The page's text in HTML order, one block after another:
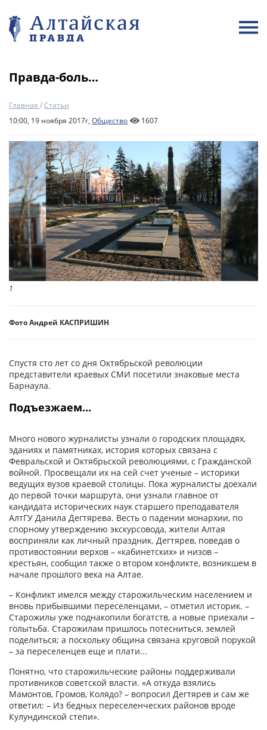
Правда-боль…
Главная /Статьи
10:00, 19 ноября 2017г, Общество 1607
1
Фото Андрей КАСПРИШИН
Спустя сто лет со дня Октябрьской революции
представители краевых СМИ посетили знаковые места
Барнаула.
Подъезжаем…
Много нового журналисты узнали о городских площадях,
зданиях и памятниках, история которых связана с
Февральской и Октябрьской революциями, с Гражданской
войной. Просвещали их на сей счет ученые – историки
ведущих вузов краевой столицы. Пока журналисты доехали
до первой точки маршрута, они узнали главное от
кандидата исторических наук старшего преподавателя
АлтГУ Данила Дегтярева. Весть о падении монархии, по
спорному утверждению экскурсовода, жители Алтая
восприняли как личный праздник. Дегтярев, поведав о
противостоянии верхов – «кабинетских» и низов –
крестьян, сообщил также о втором конфликте, возникшем в
начале прошлого века на Алтае.
– Конфликт имелся между старожильческим населением и
вновь прибывшими переселенцами, – отметил историк. –
Старожилы уже поднакопили богатств, а новые приехали –
голытьба. Старожилам пришлось потесниться, землей
поделиться; а поскольку община связана круговой порукой
– за переселенцев еще и плати...
Понятно, что старожильческие районы поддерживали
противников советской власти. «А откуда взялись
Мамонтов, Громов, Колядо? – вопросил Дегтярев и сам же
ответил: – Из бедных переселенческих районов вроде
Кулундинской степи».